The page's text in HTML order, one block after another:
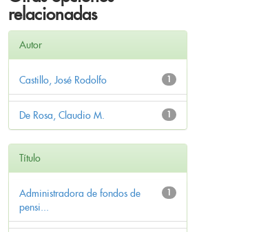
relacionadas
Autor
1
Castillo, José Rodolfo
1
De Rosa, Claudio M.
Título
1
Administradora de fondos de
pensi...